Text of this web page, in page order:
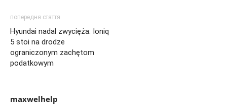
попередня стаття
Hyundai nadal zwycięża: Ioniq
5 stoi na drodze
ograniczonym zachętom
podatkowym
maxwelhelp